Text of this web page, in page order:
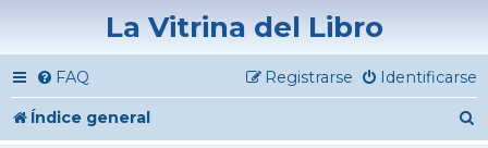
La Vitrina del Libro
FAQ Identificarse
Registrarse
Índice general